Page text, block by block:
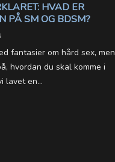
HVAD ER
PÅ SM OG BDSM?
fantasier om hård sex, men
hvordan du skal komme i
lavet en...